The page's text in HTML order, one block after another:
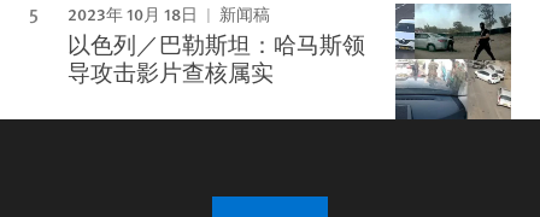
2023年 10月 18日 新闻稿
以色列／巴勒斯坦：哈马斯领
导攻击影片查核属实